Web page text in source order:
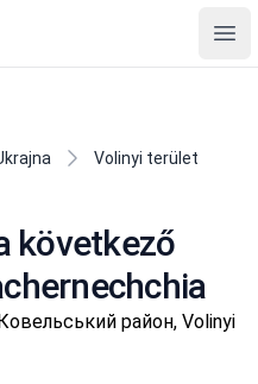
Volinyi terület
következő
район, Volinyi